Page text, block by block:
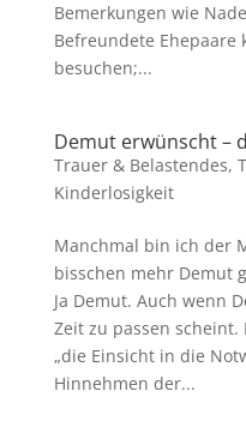
Bemerkungen wie
Befreundete
besuchen;...
Demut erwünscht –
Trauer & Belastendes,
Kinderlosigkeit
Manchmal bin ich der
bisschen mehr Demut
Ja Demut. Auch wenn
Zeit zu passen
„die Einsicht in die
Hinnehmen der...